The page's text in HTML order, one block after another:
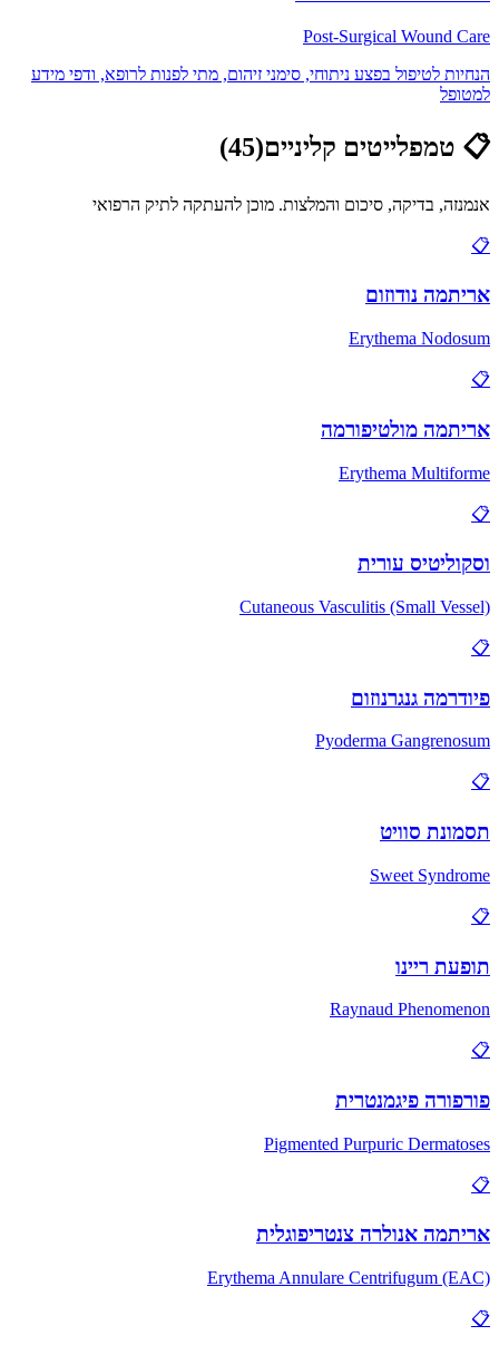
Post-Surgical Wound Care
הנחיות לטיפול בפצע ניתוחי, סימני זיהום, מתי לפנות לרופא, ודפי מידע
למטופל
📋 טמפלייטים קליניים(
45
)
אנמנזה, בדיקה, סיכום והמלצות. מוכן להעתקה לתיק הרפואי
📋
אריתמה נודוזום
Erythema Nodosum
📋
אריתמה מולטיפורמה
Erythema Multiforme
📋
וסקוליטיס עורית
Cutaneous Vasculitis (Small Vessel)
📋
פיודרמה גנגרנוזום
Pyoderma Gangrenosum
📋
תסמונת סוויט
Sweet Syndrome
📋
תופעת ריינו
Raynaud Phenomenon
📋
פורפורה פיגמנטרית
Pigmented Purpuric Dermatoses
📋
אריתמה אנולרה צנטריפוגלית
Erythema Annulare Centrifugum (EAC)
📋